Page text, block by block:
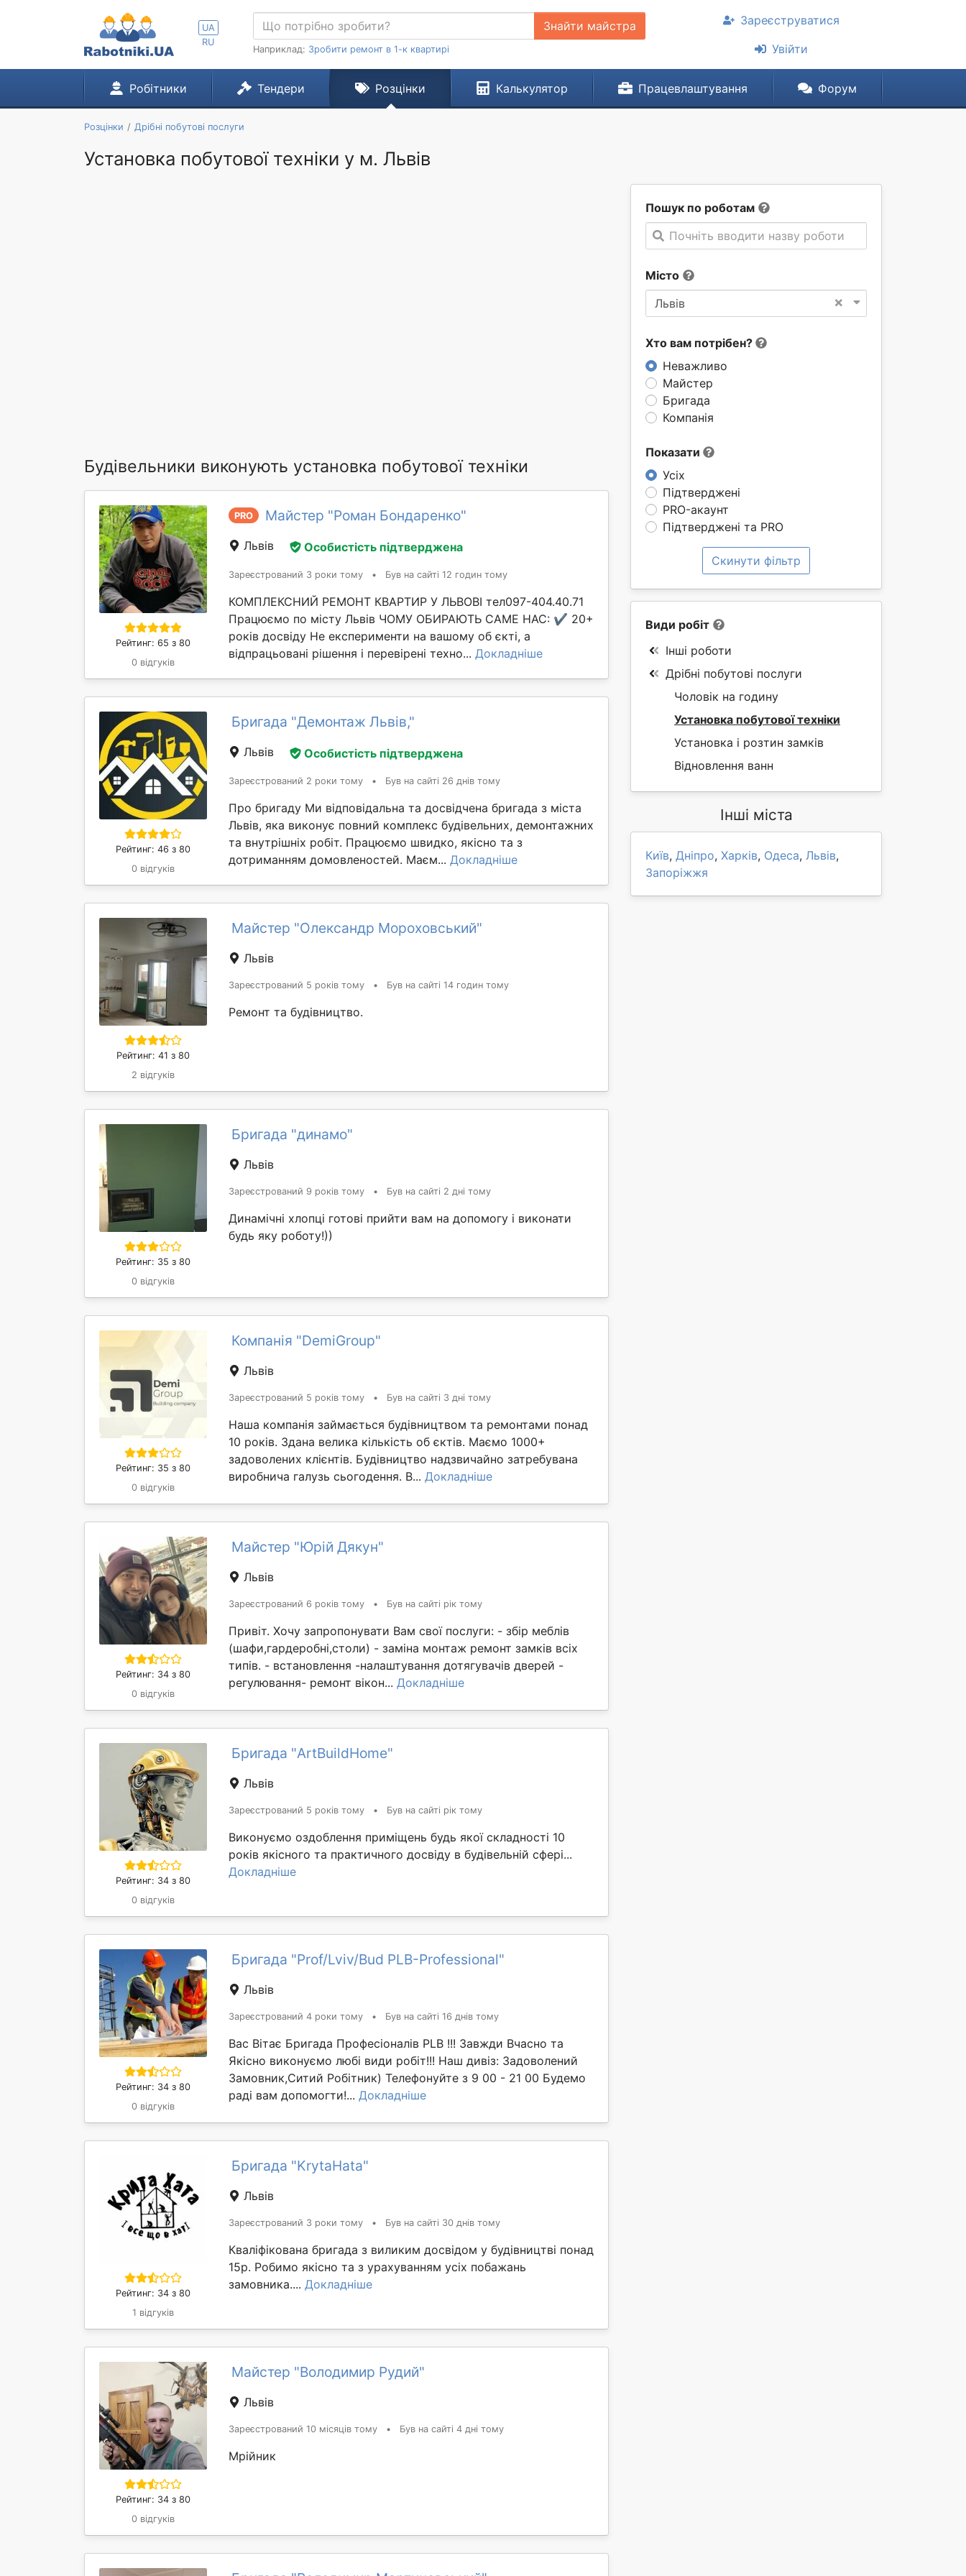
UA
RU
Знайти майстра
Наприклад: Зробити ремонт в 1-к квартирі
Зареєструватися
Увійти
Робітники Тендери Розцінки Калькулятор Працевлаштування Форум
Розцінки Дрібні побутові послуги
Установка побутової техніки у м. Львів
Пошук по роботам
Почніть вводити назву роботи
Місто
×
Львів
Хто вам потрібен?
Неважливо
Майстер
Бригада
Компанія
Показати
Усіх
Підтверджені
PRO-акаунт
Підтверджені та PRO
Скинути фільтр
Будівельники виконують установка побутової техніки
Рейтинг: 65 з 80
0 відгуків
PRO Майстер "Роман Бондаренко"
Львів Особистість підтверджена
Зареєстрований 3 роки тому • Був на сайті 12 годин тому
КОМПЛЕКСНИЙ РЕМОНТ КВАРТИР У ЛЬВОВІ тел097-404.40.71
Працюємо по місту Львів ЧОМУ ОБИРАЮТЬ САМЕ НАС: ✔️ 20+
років досвіду Не експерименти на вашому об єкті, а
відпрацьовані рішення і перевірені техно... Докладніше
Рейтинг: 46 з 80
0 відгуків
Бригада "Демонтаж Львів,"
Львів Особистість підтверджена
Зареєстрований 2 роки тому • Був на сайті 26 днів тому
Про бригаду Ми відповідальна та досвідчена бригада з міста
Львів, яка виконує повний комплекс будівельних, демонтажних
та внутрішніх робіт. Працюємо швидко, якісно та з
дотриманням домовленостей. Маєм... Докладніше
Рейтинг: 41 з 80
2 відгуків
Майстер "Олександр Мороховський"
Львів
Зареєстрований 5 років тому • Був на сайті 14 годин тому
Ремонт та будівництво.
Рейтинг: 35 з 80
0 відгуків
Бригада "динамо"
Львів
Зареєстрований 9 років тому • Був на сайті 2 дні тому
Динамічні хлопці готові прийти вам на допомогу і виконати
будь яку роботу!))
Рейтинг: 35 з 80
0 відгуків
Компанія "DemiGroup"
Львів
Зареєстрований 5 років тому • Був на сайті 3 дні тому
Наша компанія займається будівництвом та ремонтами понад
10 років. Здана велика кількість об єктів. Маємо 1000+
задоволених клієнтів. Будівництво надзвичайно затребувана
виробнича галузь сьогодення. В... Докладніше
Рейтинг: 34 з 80
0 відгуків
Майстер "Юрій Дякун"
Львів
Зареєстрований 6 років тому • Був на сайті рік тому
Привіт. Хочу запропонувати Вам свої послуги: - збір меблів
(шафи,гардеробні,столи) - заміна монтаж ремонт замків всіх
типів. - встановлення -налаштування дотягувачів дверей -
регулювання- ремонт вікон... Докладніше
Рейтинг: 34 з 80
0 відгуків
Бригада "ArtBuildHome"
Львів
Зареєстрований 5 років тому • Був на сайті рік тому
Виконуємо оздоблення приміщень будь якої складності 10
років якісного та практичного досвіду в будівельній сфері...
Докладніше
Рейтинг: 34 з 80
0 відгуків
Бригада "Prof/Lviv/Bud PLB-Professional"
Львів
Зареєстрований 4 роки тому • Був на сайті 16 днів тому
Вас Вітає Бригада Професіоналів PLB !!! Завжди Вчасно та
Якісно виконуємо любі види робіт!!! Наш дивіз: Задоволений
Замовник,Ситий Робітник) Телефонуйте з 9 00 - 21 00 Будемо
раді вам допомогти!... Докладніше
Рейтинг: 34 з 80
1 відгуків
Бригада "KrytaHata"
Львів
Зареєстрований 3 роки тому • Був на сайті 30 днів тому
Кваліфікована бригада з виликим досвідом у будівництві понад
15р. Робимо якісно та з урахуванням усіх побажань
замовника.... Докладніше
Рейтинг: 34 з 80
0 відгуків
Майстер "Володимир Рудий"
Львів
Зареєстрований 10 місяців тому • Був на сайті 4 дні тому
Мрійник
Види робіт
Інші роботи
Дрібні побутові послуги
Чоловік на годину
Установка побутової техніки
Установка і розтин замків
Відновлення ванн
Інші міста
Київ, Дніпро, Харків, Одеса, Львів,
Запоріжжя